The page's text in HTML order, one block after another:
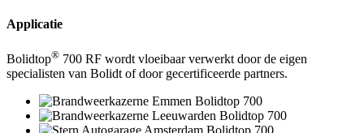
Applicatie
Bolidtop® 700 RF wordt vloeibaar verwerkt door de eigen
specialisten van Bolidt of door gecertificeerde partners.